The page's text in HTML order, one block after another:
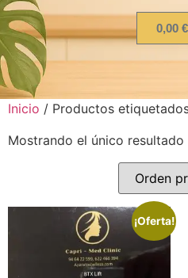
0,00 €
Inicio / Productos
Mostrando el único resultado
¡Oferta!